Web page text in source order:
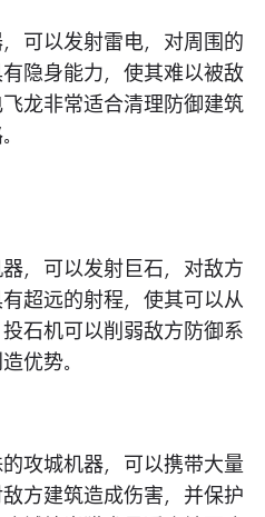
可以发射雷电，对周围的
隐身能力，使其难以被敌
龙非常适合清理防御建筑
，可以发射巨石，对敌方
超远的射程，使其可以从
石机可以削弱敌方防御系
优势。
攻城机器，可以携带大量
方建筑造成伤害，并保护